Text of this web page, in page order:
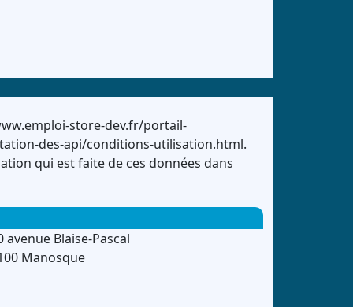
store-dev.fr/portail-
des-api/conditions-utilisation.html.
qui est faite de ces données dans
avenue Blaise-Pascal
Manosque